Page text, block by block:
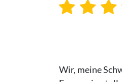
Wir, meine